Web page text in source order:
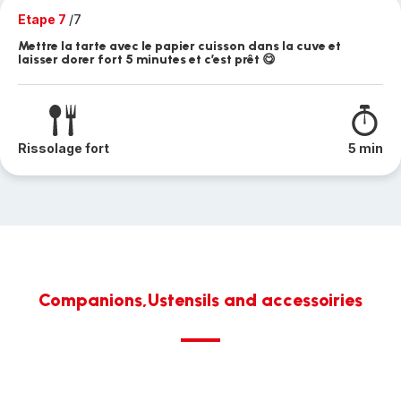
Etape 7 /7
Mettre la tarte avec le papier cuisson dans la cuve et
laisser dorer fort 5 minutes et c’est prêt 😋
Rissolage fort 5 min
Companions,Ustensils and accessoiries